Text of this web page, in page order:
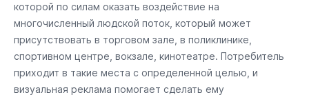
которой по силам оказать воздействие на
многочисленный людской поток, который может
присутствовать в торговом зале, в поликлинике,
спортивном центре, вокзале, кинотеатре. Потребитель
приходит в такие места с определенной целью, и
визуальная реклама помогает сделать ему